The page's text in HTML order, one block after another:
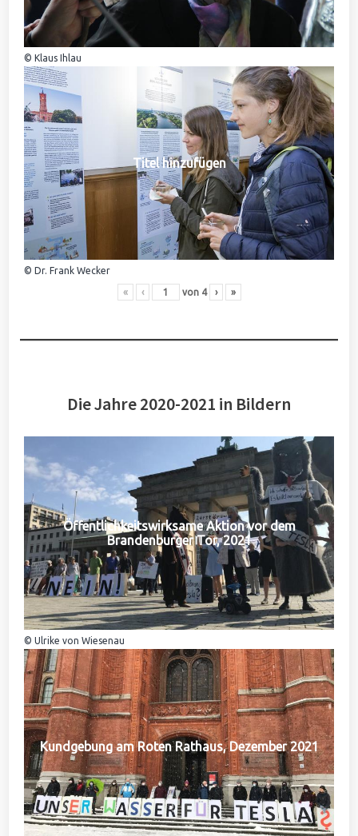
© Klaus Ihlau
Titel hinzufügen
© Dr. Frank Wecker
« ‹ von 4 › »
Die Jahre 2020-2021 in Bildern
Öffentlichkeitswirksame Aktion vor dem
Brandenburger Tor, 2021
© Ulrike von Wiesenau
Kundgebung am Roten Rathaus, Dezember 2021